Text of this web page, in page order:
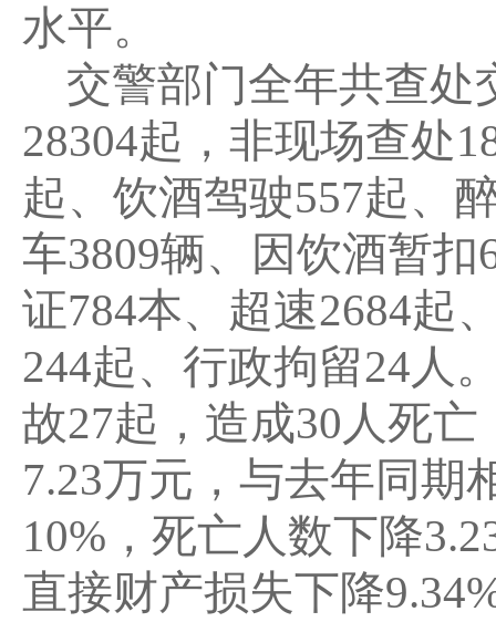
水平。
交警部门全年共查处
28304起，非现场查处
起、饮酒驾驶557起、
车3809辆、因饮酒暂
证784本、超速2684起
244起、行政拘留24人
故27起，造成30人死
7.23万元，与去年同期
10%，死亡人数下降
直接财产损失下降